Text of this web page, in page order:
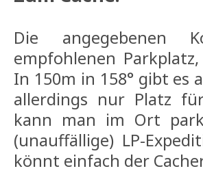
Die angegebenen
empfohlenen
In 150m in 158° gibt es
allerdings nur Platz
kann man im Ort
(unauffällige) LP-
könnt einfach der